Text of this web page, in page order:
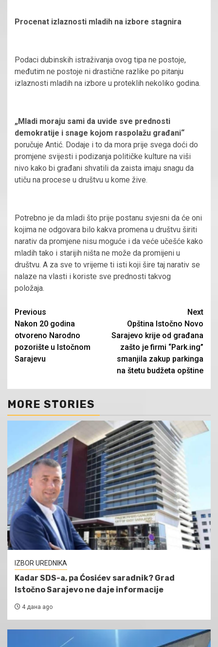
Procenat izlaznosti mladih na izbore stagnira
Podaci dubinskih istraživanja ovog tipa ne postoje,
međutim ne postoje ni drastične razlike po pitanju
izlaznosti mladih na izbore u proteklih nekoliko godina.
„Mladi moraju sami da uvide sve prednosti
demokratije i snage kojom raspolažu građani“
poručuje Antić. Dodaje i to da mora prije svega doći do
promjene svijesti i podizanja političke kulture na viši
nivo kako bi građani shvatili da zaista imaju snagu da
utiču na procese u društvu u kome žive.
Potrebno je da mladi što prije postanu svjesni da će oni
kojima ne odgovara bilo kakva promena u društvu širiti
narativ da promjene nisu moguće i da veće učešće kako
mladih tako i starijih ništa ne može da promijeni u
društvu. A za sve to vrijeme ti isti koji šire taj narativ se
nalaze na vlasti i koriste sve prednosti takvog
položaja.
Continue
Reading
Previous
Nakon 20 godina
otvoreno Narodno
pozorište u Istočnom
Sarajevu
Next
Opština Istočno Novo
Sarajevo krije od građana
zašto je firmi “Park.ing”
smanjila zakup parkinga
na štetu budžeta opštine
MORE STORIES
IZBOR UREDNIKA
Kadar SDS-a, pa Ćosićev saradnik? Grad
Istočno Sarajevo ne daje informacije
4 дана ago